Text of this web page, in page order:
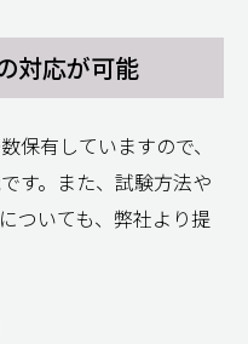
対応が可能
保有していますので、
す。また、試験方法や
ついても、弊社より提